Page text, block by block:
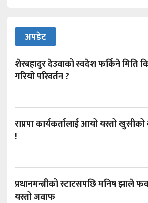
अपडेट
शेरबहादुर देउवाको स्वदेश फर्किने मिति
गरियो परिवर्तन ?
राप्रपा कार्यकर्तालाई आयो यस्तो
!
प्रधानमन्त्रीको स्टाटसपछि मनिष झाले
यस्तो जवाफ